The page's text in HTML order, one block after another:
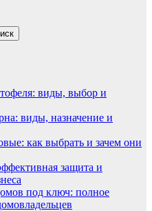
виды, выбор и
виды, назначение и
как выбрать и зачем они
защита и
под ключ: полное